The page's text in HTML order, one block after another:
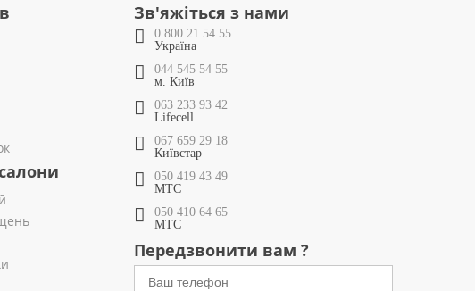
Зв'яжіться з нами
0 800 21 54 55
Україна
044 545 54 55
м. Київ
063 233 93 42
Lifecell
067 659 29 18
Київстар
050 419 43 49
МТС
050 410 64 65
МТС
Передзвонити вам ?